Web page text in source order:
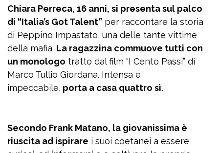
Chiara Perreca, 16 anni, si presenta sul palco
di “Italia’s Got Talent” per raccontare la storia
di Peppino Impastato, una delle tante vittime
della mafia. La ragazzina commuove tutti con
un monologo tratto dal film “I Cento Passi” di
Marco Tullio Giordana. Intensa e
impeccabile, porta a casa quattro sì.
Secondo Frank Matano, la giovanissima è
riuscita ad ispirare i suoi coetanei a essere